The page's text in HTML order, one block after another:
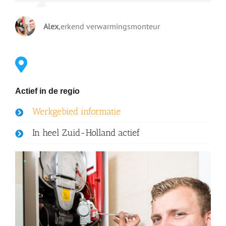
Alex,erkend verwarmingsmonteur
Actief in de regio
Werkgebied informatie
In heel Zuid-Holland actief